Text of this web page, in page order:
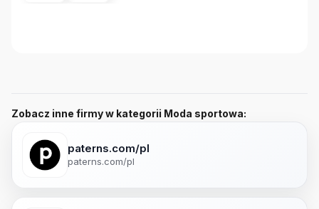
Zobacz inne firmy w kategorii Moda sportowa:
paterns.com/pl
paterns.com/pl